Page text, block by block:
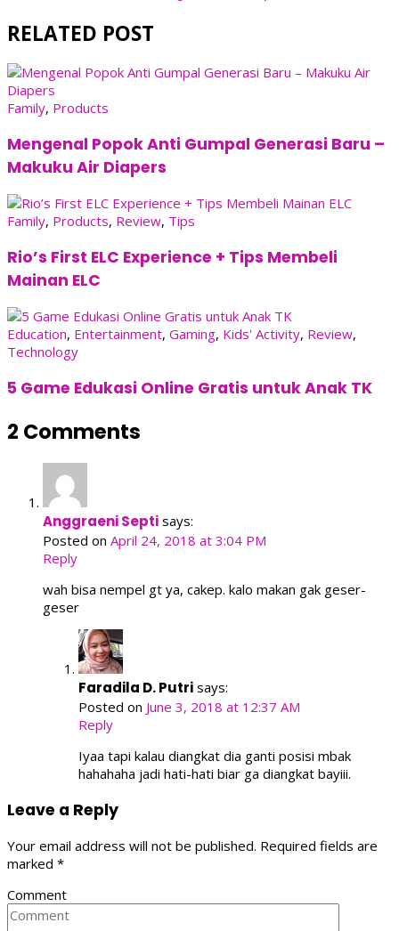
RELATED POST
Family, Products
Mengenal Popok Anti Gumpal Generasi Baru –
Makuku Air Diapers
Family, Products, Review, Tips
Rio’s First ELC Experience + Tips Membeli
Mainan ELC
Education, Entertainment, Gaming, Kids' Activity, Review,
Technology
5 Game Edukasi Online Gratis untuk Anak TK
2 Comments
Anggraeni Septi says:
Posted on April 24, 2018 at 3:04 PM
Reply
wah bisa nempel gt ya, cakep. kalo makan gak geser-
geser
Faradila D. Putri says:
Posted on June 3, 2018 at 12:37 AM
Reply
Iyaa tapi kalau diangkat dia ganti posisi mbak
hahahaha jadi hati-hati biar ga diangkat bayiii.
Leave a Reply
Your email address will not be published. Required fields are
marked *
Comment